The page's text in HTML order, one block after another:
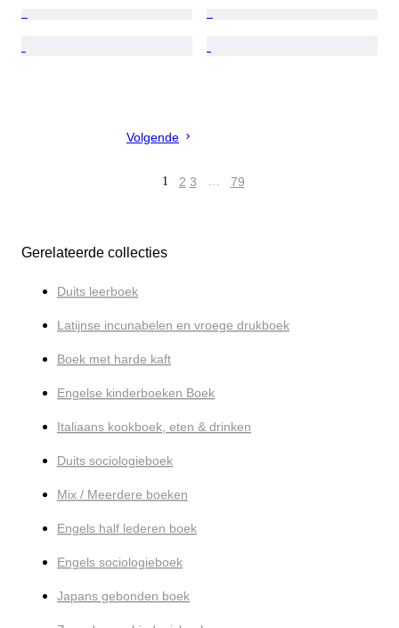
Volgende
1 2 3 … 79
Gerelateerde collecties
Duits leerboek
Latijnse incunabelen en vroege drukboek
Boek met harde kaft
Engelse kinderboeken Boek
Italiaans kookboek, eten & drinken
Duits sociologieboek
Mix / Meerdere boeken
Engels half lederen boek
Engels sociologieboek
Japans gebonden boek